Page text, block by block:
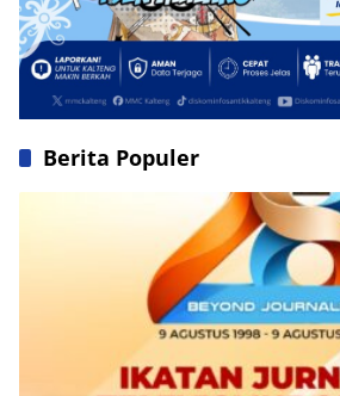
Berita Populer